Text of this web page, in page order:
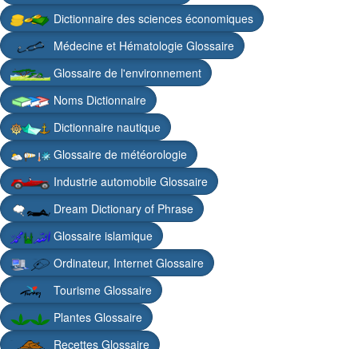
Dictionnaire des sciences économiques
Médecine et Hématologie Glossaire
Glossaire de l'environnement
Noms Dictionnaire
Dictionnaire nautique
Glossaire de météorologie
Industrie automobile Glossaire
Dream Dictionary of Phrase
Glossaire islamique
Ordinateur, Internet Glossaire
Tourisme Glossaire
Plantes Glossaire
Recettes Glossaire